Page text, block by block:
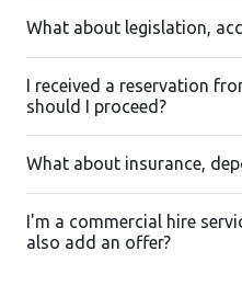
What about legislation,
I received a reservation
should I proceed?
What about insurance,
I'm a commercial hire
also add an offer?